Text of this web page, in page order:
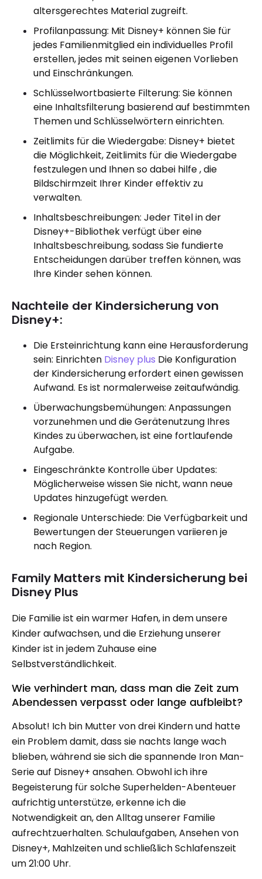
altersgerechtes Material zugreift.
Profilanpassung: Mit Disney+ können Sie für
jedes Familienmitglied ein individuelles Profil
erstellen, jedes mit seinen eigenen Vorlieben
und Einschränkungen.
Schlüsselwortbasierte Filterung: Sie können
eine Inhaltsfilterung basierend auf bestimmten
Themen und Schlüsselwörtern einrichten.
Zeitlimits für die Wiedergabe: Disney+ bietet
die Möglichkeit, Zeitlimits für die Wiedergabe
festzulegen und Ihnen so dabei hilfe , die
Bildschirmzeit Ihrer Kinder effektiv zu
verwalten.
Inhaltsbeschreibungen: Jeder Titel in der
Disney+-Bibliothek verfügt über eine
Inhaltsbeschreibung, sodass Sie fundierte
Entscheidungen darüber treffen können, was
Ihre Kinder sehen können.
Nachteile der Kindersicherung von
Disney+:
Die Ersteinrichtung kann eine Herausforderung
sein: Einrichten Disney plus Die Konfiguration
der Kindersicherung erfordert einen gewissen
Aufwand. Es ist normalerweise zeitaufwändig.
Überwachungsbemühungen: Anpassungen
vorzunehmen und die Gerätenutzung Ihres
Kindes zu überwachen, ist eine fortlaufende
Aufgabe.
Eingeschränkte Kontrolle über Updates:
Möglicherweise wissen Sie nicht, wann neue
Updates hinzugefügt werden.
Regionale Unterschiede: Die Verfügbarkeit und
Bewertungen der Steuerungen variieren je
nach Region.
Family Matters mit Kindersicherung bei
Disney Plus
Die Familie ist ein warmer Hafen, in dem unsere
Kinder aufwachsen, und die Erziehung unserer
Kinder ist in jedem Zuhause eine
Selbstverständlichkeit.
Wie verhindert man, dass man die Zeit zum
Abendessen verpasst oder lange aufbleibt?
Absolut! Ich bin Mutter von drei Kindern und hatte
ein Problem damit, dass sie nachts lange wach
blieben, während sie sich die spannende Iron Man-
Serie auf Disney+ ansahen. Obwohl ich ihre
Begeisterung für solche Superhelden-Abenteuer
aufrichtig unterstütze, erkenne ich die
Notwendigkeit an, den Alltag unserer Familie
aufrechtzuerhalten. Schulaufgaben, Ansehen von
Disney+, Mahlzeiten und schließlich Schlafenszeit
um 21:00 Uhr.